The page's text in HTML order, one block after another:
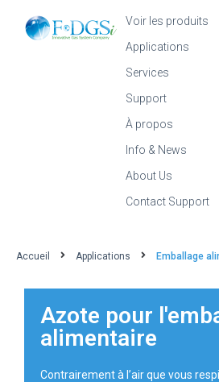
Voir les produits
Applications
Services
Support
À propos
Info & News
About Us
Contact Support
Accueil Applications Emballage
Azote pour
alimentaire
Contrairement à l’air que vous